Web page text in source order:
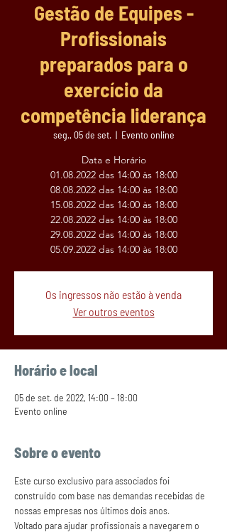
Gestão de Equipes -
Profissionais
preparados para o
exercício da
competência liderança
seg., 05 de set.
  |
Evento online
Data e Horário
01.08.2022 das 14:00 às 18:00
08.08.2022 das 14:00 às 18:00
15.08.2022 das 14:00 às 18:00
22.08.2022 das 14:00 às 18:00
29.08.2022 das 14:00 às 18:00
05.09.2022 das 14:00 às 18:00
Os ingressos não estão à venda
Ver outros eventos
Horário e local
05 de set. de 2022, 14:00 – 18:00
Evento online
Sobre o evento
Este curso exclusivo para associados foi
construído com base nas demandas recebidas de
nossas empresas nos últimos dois anos.
Voltado para ajudar profissionais a navegarem o